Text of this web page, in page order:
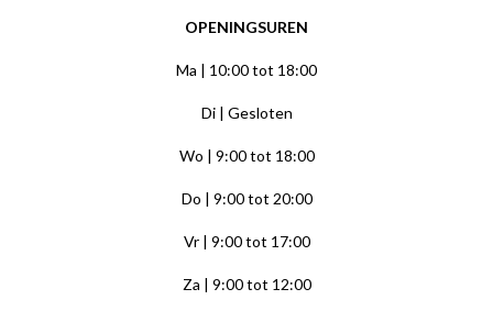
OPENINGSUREN
Ma | 10:00 tot 18:00
Di | Gesloten
Wo | 9:00 tot 18:00
Do | 9:00 tot 20:00
Vr | 9:00 tot 17:00
Za | 9:00 tot 12:00